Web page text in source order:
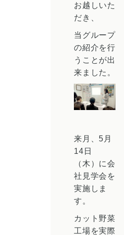
お越しいた
だき、
当グループ
の紹介を行
うことが出
来ました。
来月、5月
14日
（木）に会
社見学会を
実施しま
す。
カット野菜
工場を実際